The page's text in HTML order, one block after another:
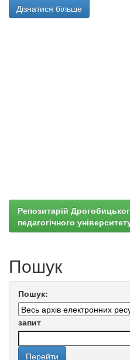
Дізнатися більше
Репозитарій
педагогічного
Пошук
Пошук:
запит